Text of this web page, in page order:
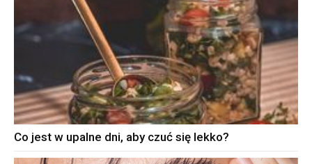
Co jest w upalne dni, aby czuć się lekko?